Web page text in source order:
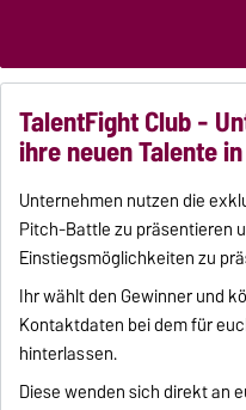
TalentFight Club -
ihre neuen Talente
Unternehmen nutzen die
Pitch-Battle zu präsentieren
Einstiegsmöglichkeiten zu
Ihr wählt den Gewinner und
Kontaktdaten bei dem für
hinterlassen.
Diese wenden sich direkt an